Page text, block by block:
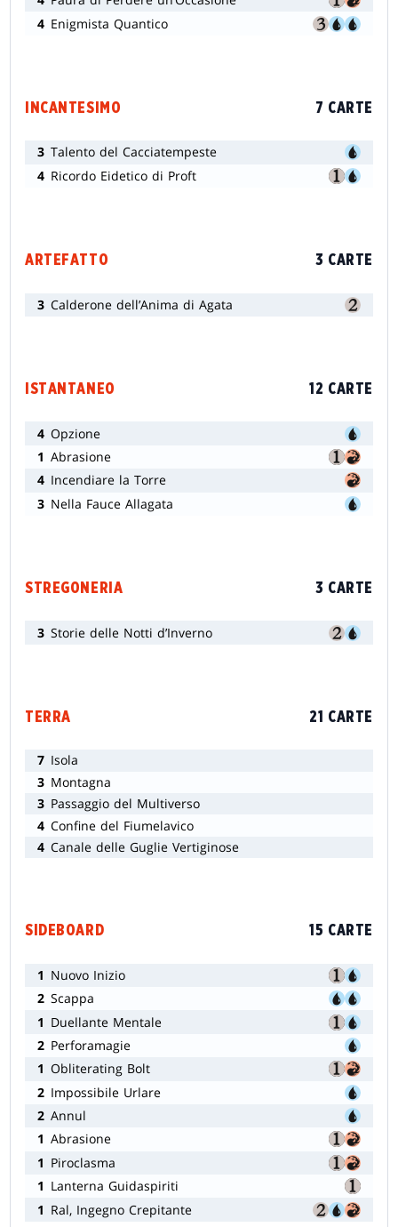
4 Enigmista Quantico
INCANTESIMO 7 CARTE
3 Talento del Cacciatempeste
4 Ricordo Eidetico di Proft
ARTEFATTO 3 CARTE
3 Calderone dell’Anima di Agata
ISTANTANEO 12 CARTE
4 Opzione
1 Abrasione
4 Incendiare la Torre
3 Nella Fauce Allagata
STREGONERIA 3 CARTE
3 Storie delle Notti d’Inverno
TERRA 21 CARTE
7 Isola
3 Montagna
3 Passaggio del Multiverso
4 Confine del Fiumelavico
4 Canale delle Guglie Vertiginose
SIDEBOARD 15 CARTE
1 Nuovo Inizio
2 Scappa
1 Duellante Mentale
2 Perforamagie
1 Obliterating Bolt
2 Impossibile Urlare
2 Annul
1 Abrasione
1 Piroclasma
1 Lanterna Guidaspiriti
1 Ral, Ingegno Crepitante